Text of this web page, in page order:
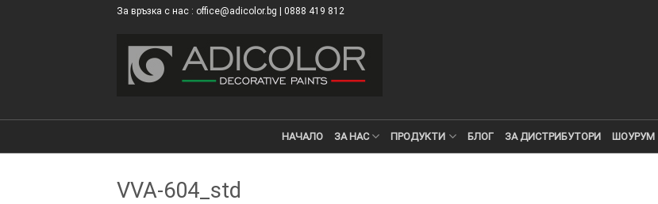
За връзка с нас : office@adicolor.bg | 0888 419 812
НАЧАЛО ЗА НАС ПРОДУКТИ БЛОГ ЗА ДИСТРИБУТОРИ ШОУРУМ
VVA-604_std